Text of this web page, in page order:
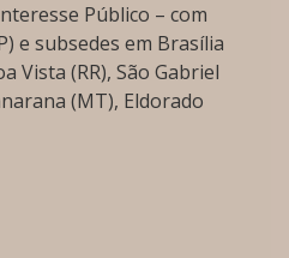
Público – com
e subsedes em Brasília
Vista (RR), São Gabriel
(MT), Eldorado